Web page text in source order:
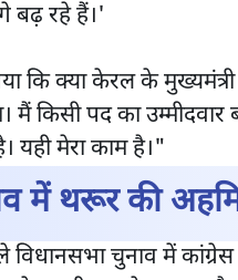
बढ़ रहे हैं।'
कि क्या केरल के
मैं किसी पद का
यही मेरा काम है।"
में थरूर की
चुनाव में